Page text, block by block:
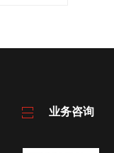
业务咨询